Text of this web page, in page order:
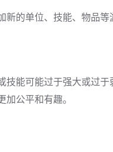
的单位、技能、物品
技能可能过于强大或过
公平和有趣。